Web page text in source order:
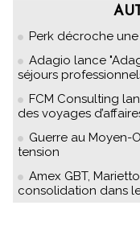
Perk décroche
Adagio lance
séjours
FCM Consulting
des voyages
Guerre au Moyen-
tension
Amex GBT,
consolidation dans